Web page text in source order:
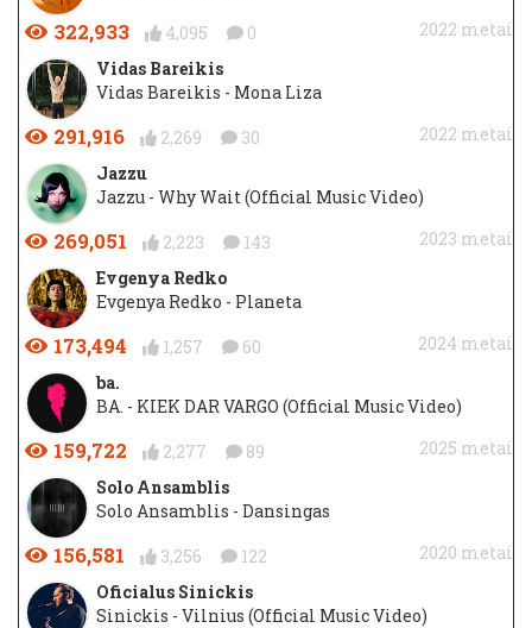
322,933 4,095 0
2022 metai
Vidas Bareikis
Vidas Bareikis - Mona Liza
291,916 2,269 30
2022 metai
Jazzu
Jazzu - Why Wait (Official Music Video)
269,051 2,223 143
2023 metai
Evgenya Redko
Evgenya Redko - Planeta
173,494 1,257 60
2024 metai
ba.
BA. - KIEK DAR VARGO (Official Music Video)
159,722 2,277 89
2025 metai
Solo Ansamblis
Solo Ansamblis - Dansingas
156,581 3,256 122
2020 metai
Oficialus Sinickis
Sinickis - Vilnius (Official Music Video)